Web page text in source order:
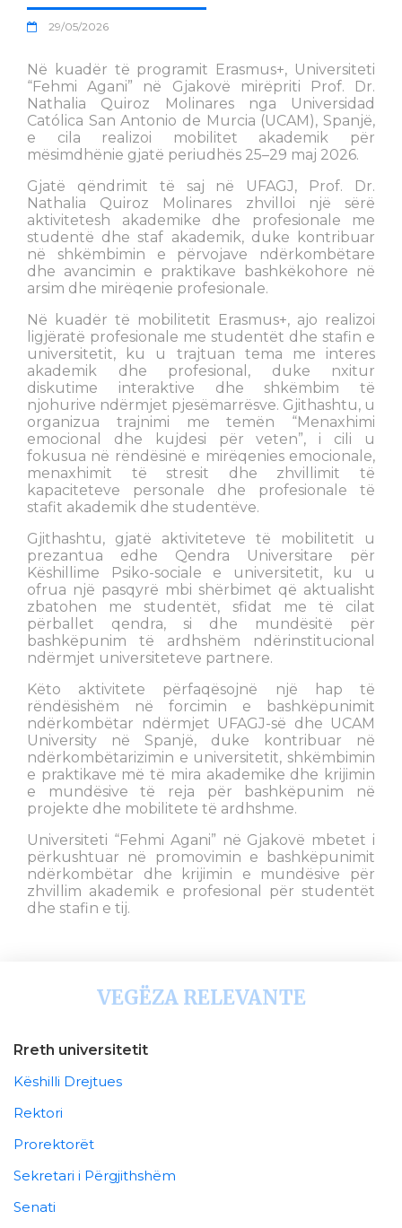
29/05/2026
Në kuadër të programit Erasmus+, Universiteti
“Fehmi Agani” në Gjakovë mirëpriti Prof. Dr.
Nathalia Quiroz Molinares nga Universidad
Católica San Antonio de Murcia (UCAM), Spanjë,
e cila realizoi mobilitet akademik për
mësimdhënie gjatë periudhës 25–29 maj 2026.
Gjatë qëndrimit të saj në UFAGJ, Prof. Dr.
Nathalia Quiroz Molinares zhvilloi një sërë
aktivitetesh akademike dhe profesionale me
studentë dhe staf akademik, duke kontribuar
në shkëmbimin e përvojave ndërkombëtare
dhe avancimin e praktikave bashkëkohore në
arsim dhe mirëqenie profesionale.
Në kuadër të mobilitetit Erasmus+, ajo realizoi
ligjëratë profesionale me studentët dhe stafin e
universitetit, ku u trajtuan tema me interes
akademik dhe profesional, duke nxitur
diskutime interaktive dhe shkëmbim të
njohurive ndërmjet pjesëmarrësve. Gjithashtu, u
organizua trajnimi me temën “Menaxhimi
emocional dhe kujdesi për veten”, i cili u
fokusua në rëndësinë e mirëqenies emocionale,
menaxhimit të stresit dhe zhvillimit të
kapaciteteve personale dhe profesionale të
stafit akademik dhe studentëve.
Gjithashtu, gjatë aktiviteteve të mobilitetit u
prezantua edhe Qendra Universitare për
Këshillime Psiko-sociale e universitetit, ku u
ofrua një pasqyrë mbi shërbimet që aktualisht
zbatohen me studentët, sfidat me të cilat
përballet qendra, si dhe mundësitë për
bashkëpunim të ardhshëm ndërinstitucional
ndërmjet universiteteve partnere.
Këto aktivitete përfaqësojnë një hap të
rëndësishëm në forcimin e bashkëpunimit
ndërkombëtar ndërmjet UFAGJ-së dhe UCAM
University në Spanjë, duke kontribuar në
ndërkombëtarizimin e universitetit, shkëmbimin
e praktikave më të mira akademike dhe krijimin
e mundësive të reja për bashkëpunim në
projekte dhe mobilitete të ardhshme.
Universiteti “Fehmi Agani” në Gjakovë mbetet i
përkushtuar në promovimin e bashkëpunimit
ndërkombëtar dhe krijimin e mundësive për
zhvillim akademik e profesional për studentët
dhe stafin e tij.
VEGËZA RELEVANTE
Rreth universitetit
Këshilli Drejtues
Rektori
Prorektorët
Sekretari i Përgjithshëm
Senati